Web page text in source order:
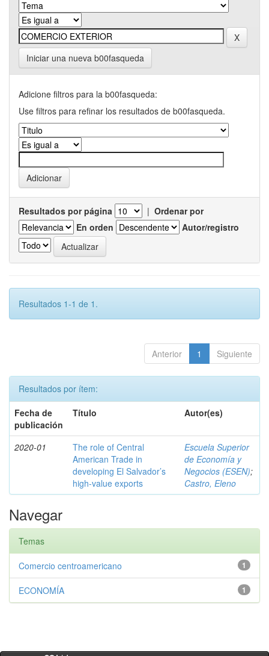
Iniciar una nueva b00fasqueda
Adicione filtros para la b00fasqueda:
Use filtros para refinar los resultados de b00fasqueda.
Resultados por página | Ordenar por
En orden
Autor/registro
Resultados 1-1 de 1.
Anterior 1 Siguiente
Resultados por ítem:
Fecha de
publicación
Título Autor(es)
2020-01
The role of Central
American Trade in
developing El Salvador’s
high-value exports
Escuela Superior
de Economía y
Negocios (ESEN);
Castro, Eleno
Navegar
Temas
1
Comercio centroamericano
1
ECONOMÍA